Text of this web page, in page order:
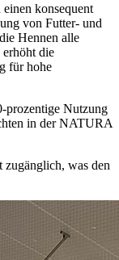
konsequent
von Futter- und
Hennen alle
die
für hohe
prozentige Nutzung
in der NATURA
was den